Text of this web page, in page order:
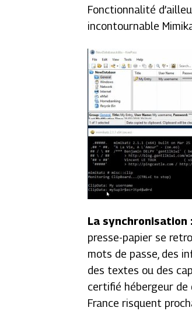
Fonctionnalité
incontournable
La synchronisation :
presse-papier se
mots de passe, des
des textes ou des
certifié hébergeur de
France risquent